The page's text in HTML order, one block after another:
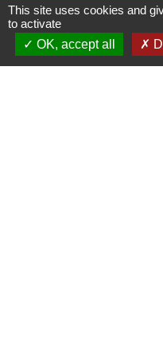
(Voies navigables de
risques liés à la
This site uses cookies and
to activate
OK, accept all